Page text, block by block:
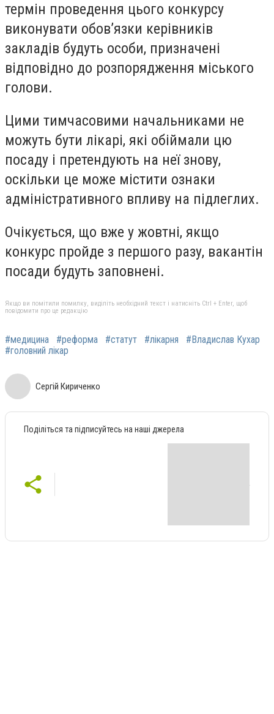
термін проведення цього конкурсу
виконувати обов’язки керівників
закладів будуть особи, призначені
відповідно до розпорядження міського
голови.
Цими тимчасовими начальниками не
можуть бути лікарі, які обіймали цю
посаду і претендують на неї знову,
оскільки це може містити ознаки
адміністративного впливу на підлеглих.
Очікується, що вже у жовтні, якщо
конкурс пройде з першого разу, вакантін
посади будуть заповнені.
Якщо ви помітили помилку, виділіть необхідний текст і натисніть Ctrl + Enter, щоб
повідомити про це редакцію
#медицина #реформа #статут #лікарня
#Владислав Кухар
#головний лікар
Сергій Кириченко
Поділіться та підписуйтесь на наші джерела